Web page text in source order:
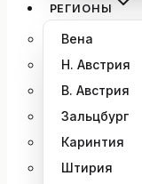
РЕГИОНЫ
Вена
Н. Австрия
В. Австрия
Зальцбург
Каринтия
Штирия